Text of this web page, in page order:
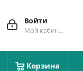
Войти
Мой кабинет
Корзина